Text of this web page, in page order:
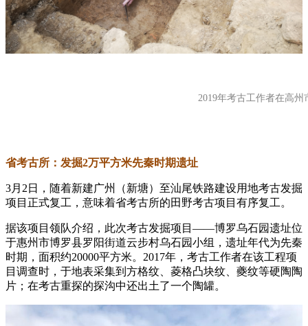
2019年考古工作者在高
省考古所：发掘2万平方米先秦时期遗址
3月2日，随着新建广州（新塘）至汕尾铁路建设用地考古发掘
项目正式复工，意味着省考古所的田野考古项目有序复工。
据该项目领队介绍，此次考古发掘项目——博罗乌石园遗址位
于惠州市博罗县罗阳街道云步村乌石园小组，遗址年代为先秦
时期，面积约20000平方米。2017年，考古工作者在该工程项
目调查时，于地表采集到方格纹、菱格凸块纹、夔纹等硬陶陶
片；在考古重探的探沟中还出土了一个陶罐。